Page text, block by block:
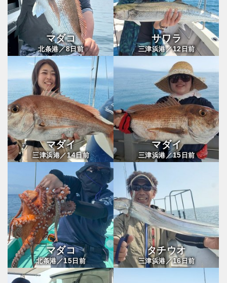
マダコ
北条港／8日前
サワラ
三津浜港／12 日前
マダイ
三津浜港／14日前
マダイ
三津浜港／15 日前
マダコ
北条港／15日前
タチウオ
三津浜港／16日前